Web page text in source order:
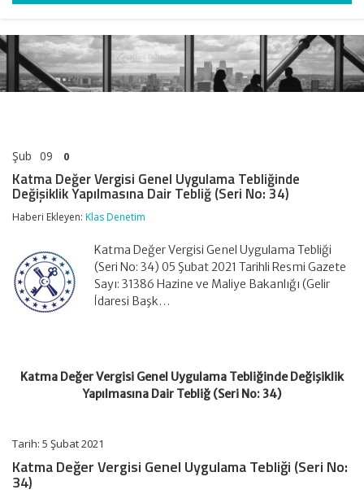
Şub 09 0
Katma Değer Vergisi Genel Uygulama Tebliğinde
Değişiklik Yapılmasına Dair Tebliğ (Seri No: 34)
Haberi Ekleyen: Klas Denetim
Katma Değer Vergisi Genel Uygulama Tebliği
(Seri No: 34) 05 Şubat 2021 Tarihli Resmi Gazete
Sayı: 31386 Hazine ve Maliye Bakanlığı (Gelir
İdaresi Başk…
Katma Değer Vergisi Genel Uygulama Tebliğinde Değişiklik
Yapılmasına Dair Tebliğ (Seri No: 34)
Tarih: 5 Şubat 2021
Katma Değer Vergisi Genel Uygulama Tebliği (Seri No:
34)